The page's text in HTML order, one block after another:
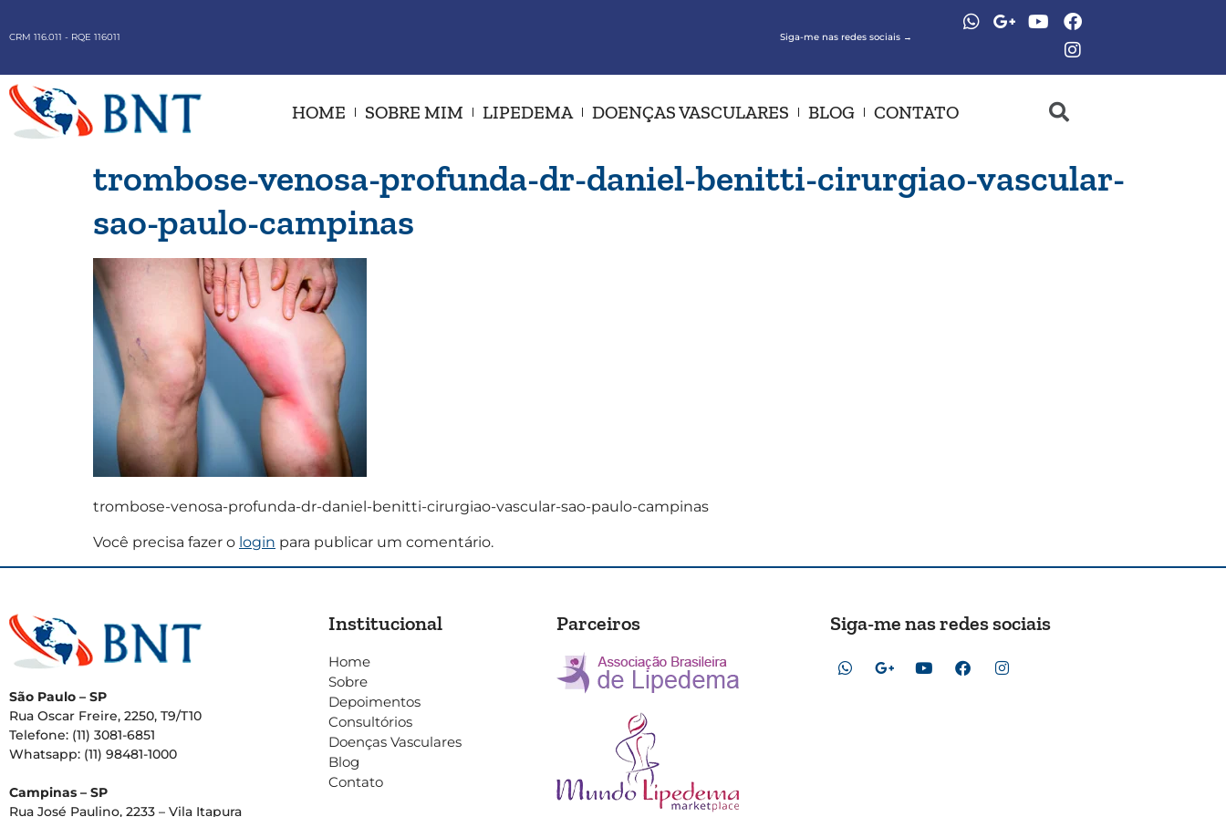
CRM 116.011 - RQE 116011 Siga-me nas redes sociais →
HOME SOBRE MIM LIPEDEMA DOENÇAS VASCULARES BLOG CONTATO
trombose-venosa-profunda-dr-daniel-benitti-cirurgiao-vascular-
sao-paulo-campinas
trombose-venosa-profunda-dr-daniel-benitti-cirurgiao-vascular-sao-paulo-campinas
Você precisa fazer o login para publicar um comentário.
São Paulo – SP
Rua Oscar Freire, 2250, T9/T10
Telefone: (11) 3081-6851
Whatsapp: (11) 98481-1000
Campinas – SP
Rua José Paulino, 2233 – Vila Itapura
Institucional
Home
Sobre
Depoimentos
Consultórios
Doenças Vasculares
Blog
Contato
Parceiros Siga-me nas redes sociais